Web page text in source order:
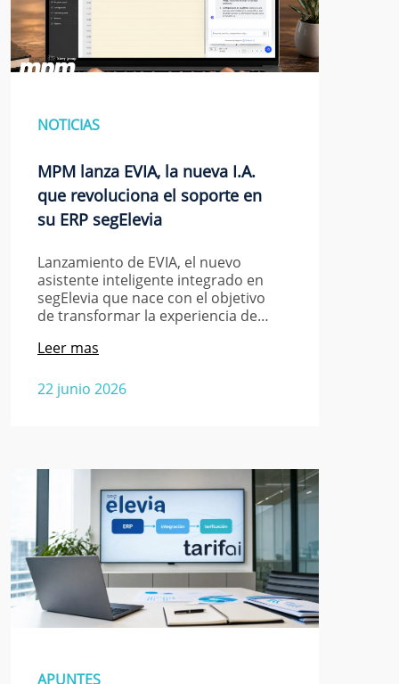
NOTICIAS
MPM lanza EVIA, la nueva I.A.
que revoluciona el soporte en
su ERP segElevia
Lanzamiento de EVIA, el nuevo
asistente inteligente integrado en
segElevia que nace con el objetivo
de transformar la experiencia de…
22 junio 2026
Leer mas
APUNTES